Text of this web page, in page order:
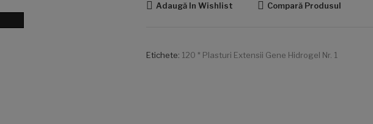
Adaugă In Wishlist Compară Produsul
Etichete: 120 * Plasturi Extensii Gene Hidrogel Nr. 1